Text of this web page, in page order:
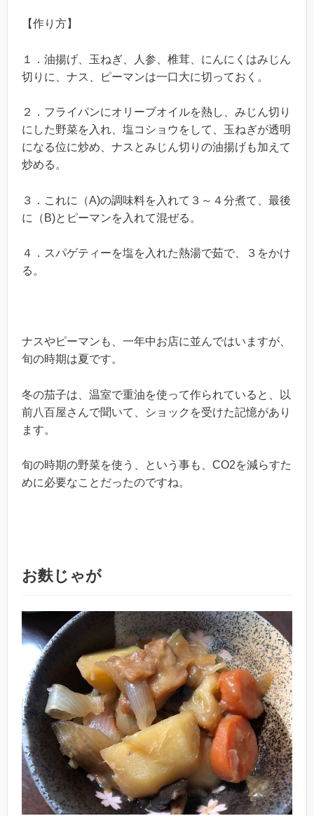
【作り方】
１．油揚げ、玉ねぎ、人参、椎茸、にんにくはみじん
切りに、ナス、ピーマンは一口大に切っておく。
２．フライパンにオリーブオイルを熱し、みじん切り
にした野菜を入れ、塩コショウをして、玉ねぎが透明
になる位に炒め、ナスとみじん切りの油揚げも加えて
炒める。
３．これに（A)の調味料を入れて３～４分煮て、最後
に（B)とピーマンを入れて混ぜる。
４．スパゲティーを塩を入れた熱湯で茹で、３をかけ
る。
ナスやピーマンも、一年中お店に並んではいますが、
旬の時期は夏です。
冬の茄子は、温室で重油を使って作られていると、以
前八百屋さんで聞いて、ショックを受けた記憶があり
ます。
旬の時期の野菜を使う、という事も、CO2を減らすた
めに必要なことだったのですね。
お麩じゃが